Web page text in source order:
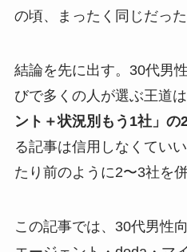
の頃、まったく同じだった
結論を先に出す。30代男
びで多くの人が選ぶ王道は
ント＋状況別もう1社」の
る記事は信用しなくてい
たり前のように2〜3社を
この記事では、30代男性